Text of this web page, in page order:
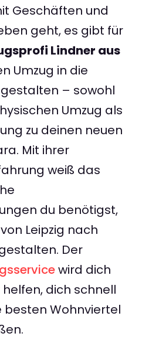
Geschäften und
geht, es gibt für
Lindner aus
Umzug in die
– sowohl
Umzug als
zu deinen neuen
Mit ihrer
weiß das
du benötigst,
Leipzig nach
Der
wird dich
dich schnell
besten Wohnviertel